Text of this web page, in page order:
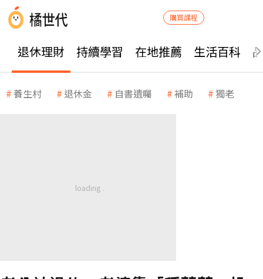
購買課程
退休理財 持續學習 在地推薦 生活百科
養生村 退休金 自書遺囑 補助 獨老